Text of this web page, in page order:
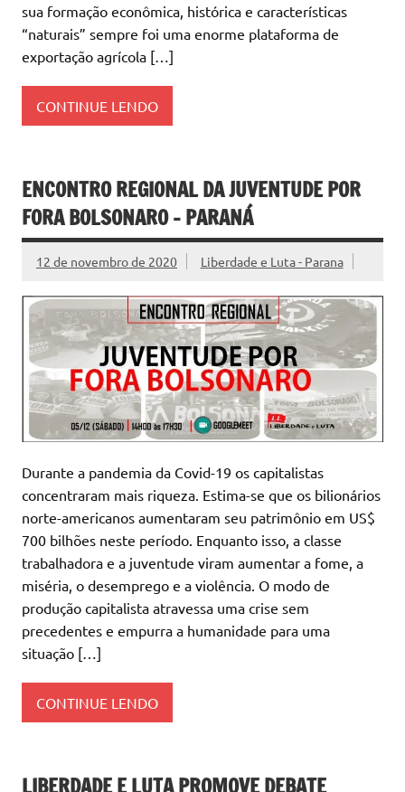
sua formação econômica, histórica e características
“naturais” sempre foi uma enorme plataforma de
exportação agrícola […]
CONTINUE LENDO
ENCONTRO REGIONAL DA JUVENTUDE POR
FORA BOLSONARO – PARANÁ
12 de novembro de 2020 Liberdade e Luta - Parana
Durante a pandemia da Covid-19 os capitalistas
concentraram mais riqueza. Estima-se que os bilionários
norte-americanos aumentaram seu patrimônio em US$
700 bilhões neste período. Enquanto isso, a classe
trabalhadora e a juventude viram aumentar a fome, a
miséria, o desemprego e a violência. O modo de
produção capitalista atravessa uma crise sem
precedentes e empurra a humanidade para uma
situação […]
CONTINUE LENDO
LIBERDADE E LUTA PROMOVE DEBATE